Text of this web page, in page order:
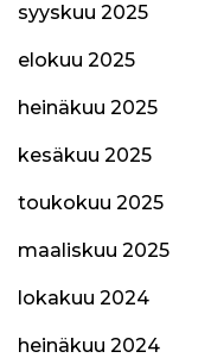
syyskuu 2025
elokuu 2025
heinäkuu 2025
kesäkuu 2025
toukokuu 2025
maaliskuu 2025
lokakuu 2024
heinäkuu 2024